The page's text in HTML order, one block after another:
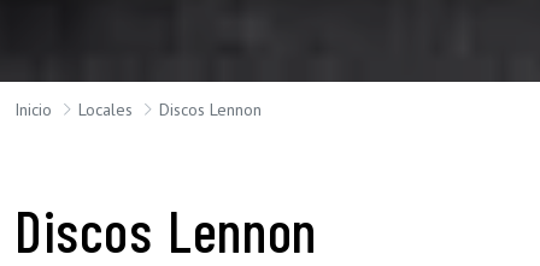
Inicio Locales Discos Lennon
Discos Lennon